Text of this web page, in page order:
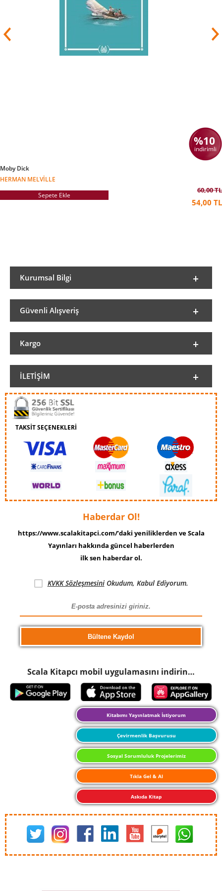
%10
indirimli
Moby Dick
HERMAN MELVILLE
Sepete Ekle
60,00 TL
54,00 TL
Kurumsal Bilgi
Güvenli Alışveriş
Kargo
İLETIŞIM
TAKSİT SEÇENEKLERİ
Haberdar Ol!
https://www.scalakitapci.com/’daki yeniliklerden ve Scala
Yayınları hakkında güncel haberlerden
ilk sen haberdar ol.
KVKK SözleşmesiniOkudum, Kabul Ediyorum.
Scala Kitapcı mobil uygulamasını indirin…
Kitabımı Yayınlatmak İstiyorum
Çevirmenlik Başvurusu
Sosyal Sorumluluk Projelerimiz
Tıkla Gel & Al
Askıda Kitap